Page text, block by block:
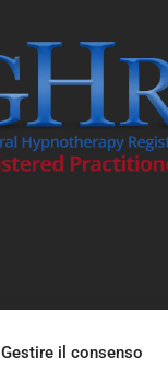
Gestire il consenso